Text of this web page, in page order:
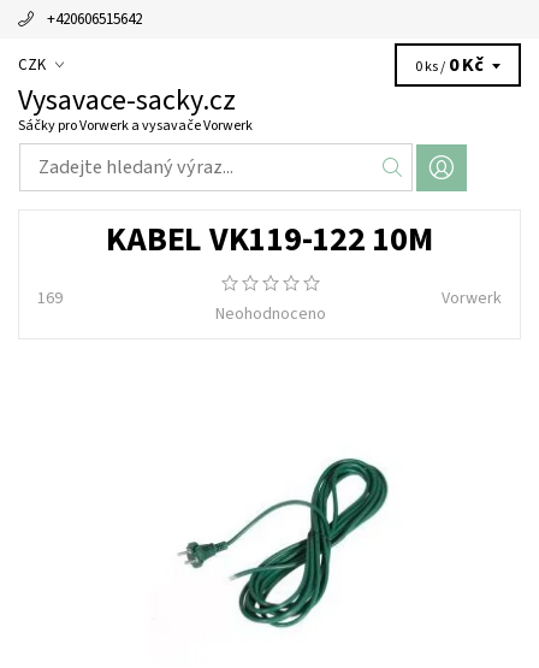
+420606515642
CZK
Vysavace-sacky.cz
Sáčky pro Vorwerk a vysavače Vorwerk
0 ks / 0 Kč
KABEL VK119-122 10M
169
Neohodnoceno
Vorwerk